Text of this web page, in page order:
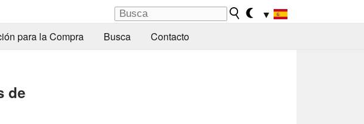
▼
para la Compra Busca Contacto
de